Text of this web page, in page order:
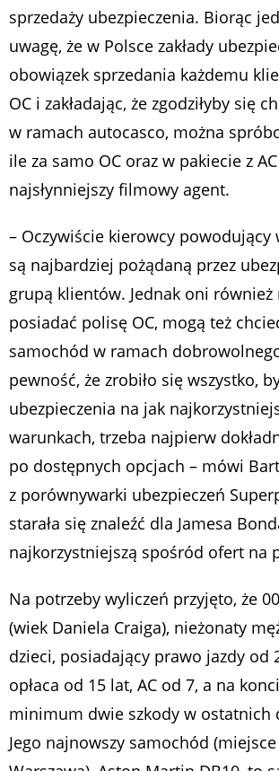
sprzedaży ubezpieczenia. Biorąc
uwagę, że w Polsce zakłady
obowiązek sprzedania każdemu
OC i zakładając, że zgodziłyby się
w ramach autocasco, można
ile za samo OC oraz w pakiecie z AC
najsłynniejszy filmowy agent.
– Oczywiście kierowcy powodujący
są najbardziej pożądaną przez
grupą klientów. Jednak oni również
posiadać polisę OC, mogą też
samochód w ramach
pewność, że zrobiło się wszystko,
ubezpieczenia na jak
warunkach, trzeba najpierw
po dostępnych opcjach – mówi
z porównywarki ubezpieczeń
starała się znaleźć dla Jamesa
najkorzystniejszą spośród ofert na
Na potrzeby wyliczeń przyjęto, że
(wiek Daniela Craiga), nieżonaty
dzieci, posiadający prawo jazdy od
opłaca od 15 lat, AC od 7, a na
minimum dwie szkody w ostatnich
Jego najnowszy samochód